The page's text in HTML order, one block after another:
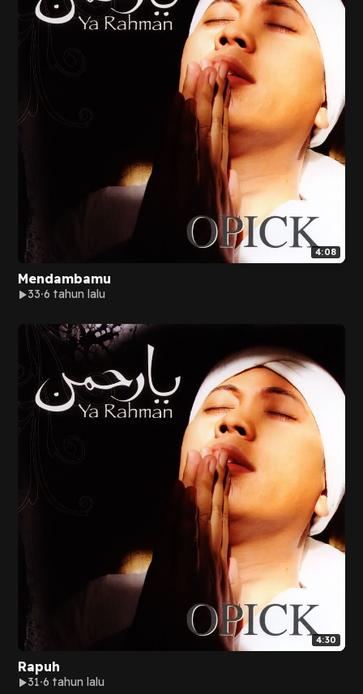
4:08
Mendambamu
33 6 tahun lalu
4:30
Rapuh
31 6 tahun lalu